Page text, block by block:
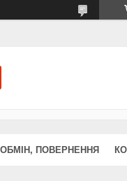
ОБМІН, ПОВЕРНЕННЯ